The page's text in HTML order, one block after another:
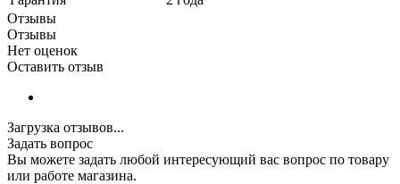
Отзывы
Отзывы
Нет оценок
Оставить отзыв
Загрузка отзывов...
Задать вопрос
Вы можете задать любой интересующий вас вопрос по товару
или работе магазина.